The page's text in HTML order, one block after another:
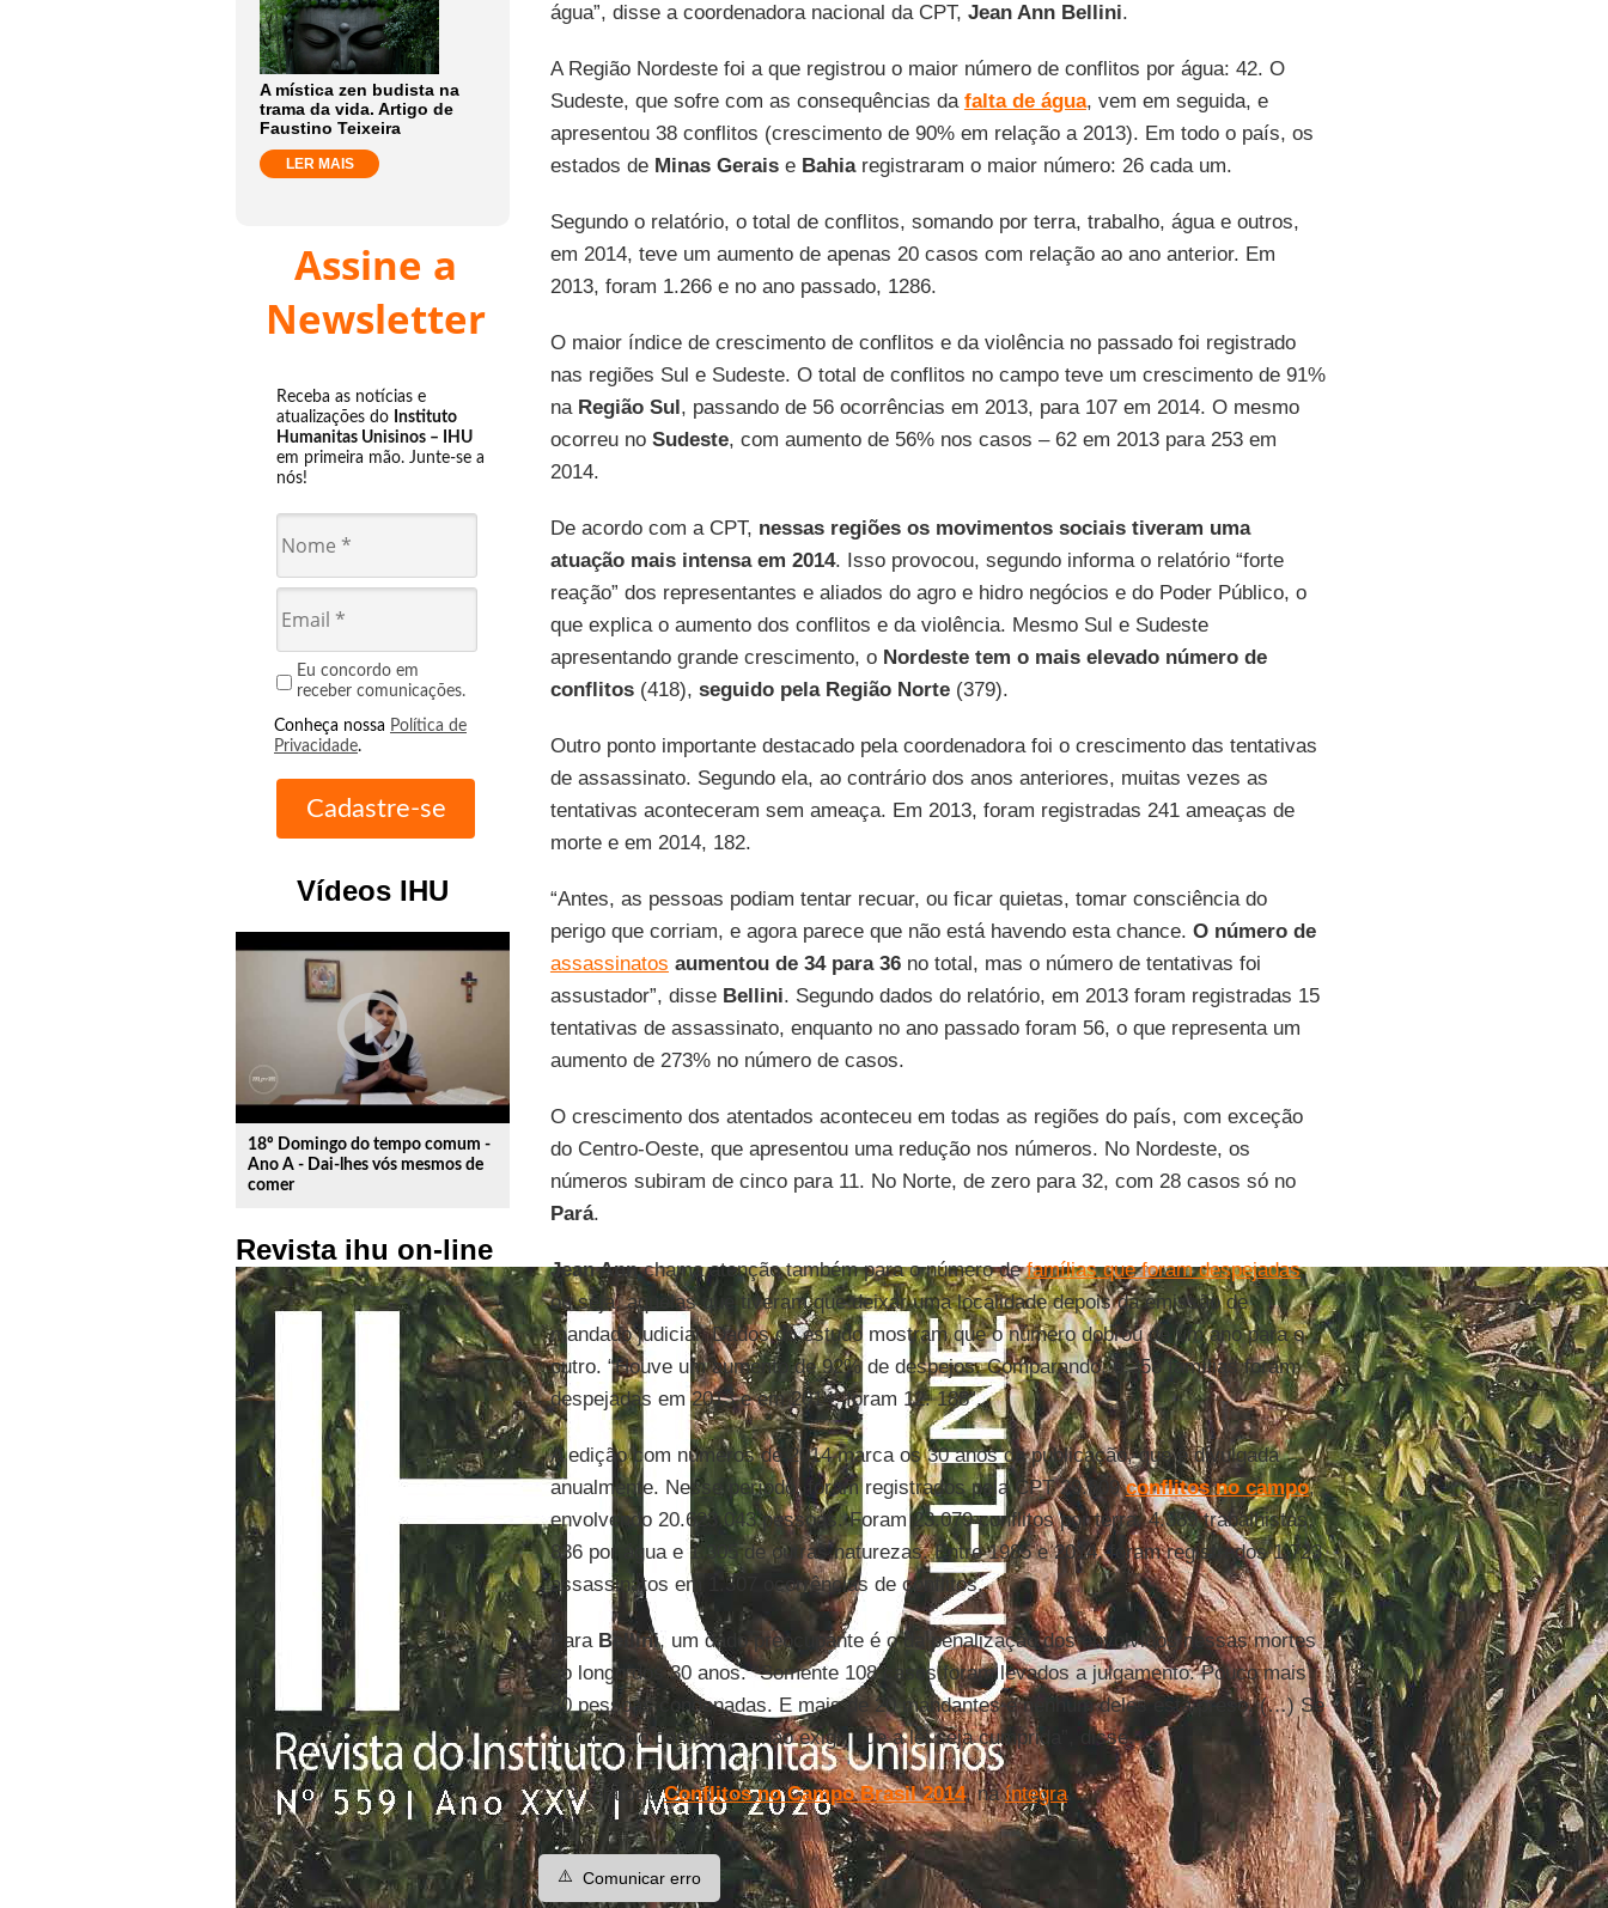
A mística zen budista na
trama da vida. Artigo de
Faustino Teixeira
LER MAIS
Assine a
Newsletter
Receba as notícias e
atualizações do Instituto
Humanitas Unisinos – IHU
em primeira mão. Junte-se a
nós!
Eu concordo em
receber comunicações.
Conheça nossa Política de
Privacidade.
Vídeos IHU
play_circle_outline
18º Domingo do tempo comum -
Ano A - Dai-lhes vós mesmos de
comer
Revista ihu on-line
água”, disse a coordenadora nacional da CPT, Jean Ann Bellini.
A Região Nordeste foi a que registrou o maior número de conflitos por água: 42. O
Sudeste, que sofre com as consequências da falta de água, vem em seguida, e
apresentou 38 conflitos (crescimento de 90% em relação a 2013). Em todo o país, os
estados de Minas Geraise Bahiaregistraram o maior número: 26 cada um.
Segundo o relatório, o total de conflitos, somando por terra, trabalho, água e outros,
em 2014, teve um aumento de apenas 20 casos com relação ao ano anterior. Em
2013, foram 1.266 e no ano passado, 1286.
O maior índice de crescimento de conflitos e da violência no passado foi registrado
nas regiões Sul e Sudeste. O total de conflitos no campo teve um crescimento de 91%
na Região Sul, passando de 56 ocorrências em 2013, para 107 em 2014. O mesmo
ocorreu no Sudeste, com aumento de 56% nos casos – 62 em 2013 para 253 em
2014.
De acordo com a CPT, nessas regiões os movimentos sociais tiveram uma
atuação mais intensa em 2014. Isso provocou, segundo informa o relatório “forte
reação” dos representantes e aliados do agro e hidro negócios e do Poder Público, o
que explica o aumento dos conflitos e da violência. Mesmo Sul e Sudeste
apresentando grande crescimento, o Nordeste tem o mais elevado número de
conflitos(418), seguido pela Região Norte(379).
Outro ponto importante destacado pela coordenadora foi o crescimento das tentativas
de assassinato. Segundo ela, ao contrário dos anos anteriores, muitas vezes as
tentativas aconteceram sem ameaça. Em 2013, foram registradas 241 ameaças de
morte e em 2014, 182.
“Antes, as pessoas podiam tentar recuar, ou ficar quietas, tomar consciência do
perigo que corriam, e agora parece que não está havendo esta chance. O número de
assassinatos aumentou de 34 para 36no total, mas o número de tentativas foi
assustador”, disse Bellini. Segundo dados do relatório, em 2013 foram registradas 15
tentativas de assassinato, enquanto no ano passado foram 56, o que representa um
aumento de 273% no número de casos.
O crescimento dos atentados aconteceu em todas as regiões do país, com exceção
do Centro-Oeste, que apresentou uma redução nos números. No Nordeste, os
números subiram de cinco para 11. No Norte, de zero para 32, com 28 casos só no
Pará.
Jean Annchama atenção também para o número defamílias que foram despejadas,
ou seja, aquelas que tiveram que deixar uma localidade depois da emissão de
mandado judicial. Dados do estudo mostram que o número dobrou de um ano para o
outro. “Houve um aumento de 92% de despejos. Comparando, 6.358 famílias foram
despejadas em 2013 e em 2014, foram 12. 188”.
A edição com números de 2014 marca os 30 anos da publicação, que é divulgada
anualmente. Nesse período, foram registrados pela CPT 29.609conflitos no campo,
envolvendo 20.623.043 pessoas. Foram 23.079 conflitos por terra, 4.389 trabalhistas,
836 por água e 1.305 de outras naturezas. Entre 1985 e 2014, foram registrados 1.723
assassinatos em 1.307 ocorrências de conflitos.
Para Bellini, um dado preocupante é o da penalização dos envolvidos nessas mortes
ao longo dos 30 anos. “Somente 108 casos foram levados a julgamento. Pouco mais
80 pessoas condenadas. E mais de 20 mandantes e nenhum deles está preso. (…) Se
o povo não contestar e não exigir que a lei seja cumprida”, disse.
- O relatórioConflitos no Campo Brasil 2014, naíntegra.
⚠️ Comunicar erro